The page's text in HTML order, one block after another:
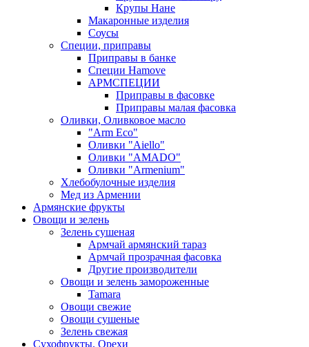
Крупы Нане
Макаронные изделия
Соусы
Специи, приправы
Приправы в банке
Специи Hamove
АРМСПЕЦИИ
Приправы в фасовке
Приправы малая фасовка
Оливки, Оливковое масло
"Arm Eco"
Оливки "Aiello"
Оливки "AMADO"
Оливки "Armenium"
Хлебобулочные изделия
Мед из Армении
Армянские фрукты
Овощи и зелень
Зелень сушеная
Армчай армянский тараз
Армчай прозрачная фасовка
Другие производители
Овощи и зелень замороженные
Tamara
Овощи свежие
Овощи сушеные
Зелень свежая
Сухофрукты. Орехи